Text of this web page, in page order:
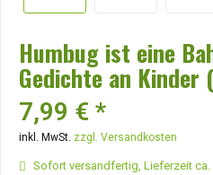
Humbug ist eine
Gedichte an Kinder
7,99 € *
inkl. MwSt. zzgl. Versandkosten
Sofort versandfertig, Lieferzeit ca.